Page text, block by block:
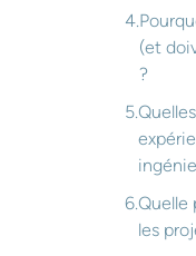
(et
?
Quelle
les